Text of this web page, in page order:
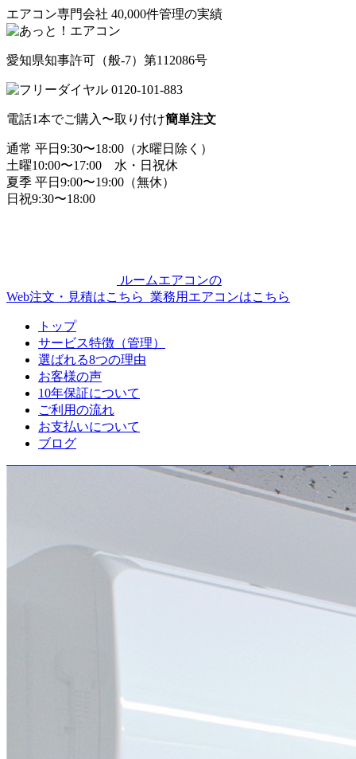
エアコン専門会社 40,000件管理の実績
愛知県知事許可（般-7）第112086号
0120-101-883
電話1本でご購入〜取り付け簡単注文
通常 平日9:30〜18:00（水曜日除く）
土曜10:00〜17:00 水・日祝休
夏季 平日9:00〜19:00（無休）
日祝9:30〜18:00
ルームエアコンの
Web注文・見積はこちら 業務用エアコンはこちら
トップ
サービス特徴（管理）
選ばれる8つの理由
お客様の声
10年保証について
ご利用の流れ
お支払いについて
ブログ